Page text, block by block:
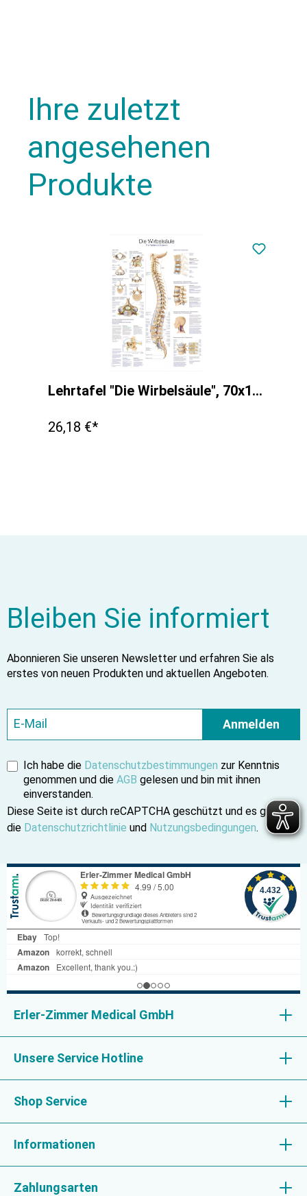
Ihre zuletzt
angesehenen
Produkte
Lehrtafel "Die Wirbelsäule", 70x100cm
26,18 €*
Bleiben Sie informiert
Abonnieren Sie unseren Newsletter und erfahren Sie als
erstes von neuen Produkten und aktuellen Angeboten.
Anmelden
Ich habe die Datenschutzbestimmungen zur Kenntnis
genommen und die AGB gelesen und bin mit ihnen
einverstanden.
Diese Seite ist durch reCAPTCHA geschützt und es gelten
die Datenschutzrichtlinie und Nutzungsbedingungen.
Erler-Zimmer Medical GmbH
Unsere Service Hotline
Shop Service
Informationen
Zahlungsarten